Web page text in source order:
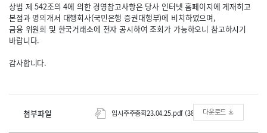
상법 제 542조의 4에 의한 경영참고사항은 당사 인터넷 홈페이지에 게재히고
본점과 명의개서 대행회사(국민은행 증권대행부)에 비치하였으며,
금융 위원회 및 한국거래소에 전자 공시하여 조회가 가능하오니 참고하시기
바랍니다.
감사합니다.
첨부파일 임시주주총회23.04.25.pdf (382.2K)다운로드